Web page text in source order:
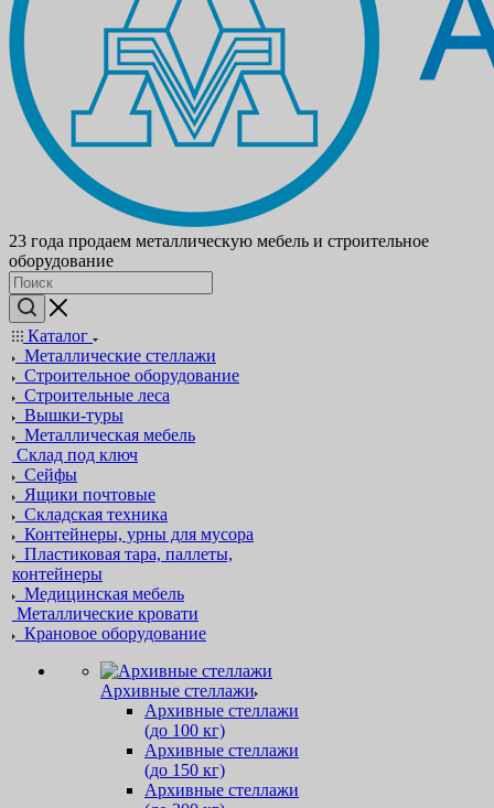
23 года продаем металлическую мебель и строительное
оборудование
Каталог
Металлические стеллажи
Строительное оборудование
Строительные леса
Вышки-туры
Металлическая мебель
Склад под ключ
Сейфы
Ящики почтовые
Складская техника
Контейнеры, урны для мусора
Пластиковая тара, паллеты,
контейнеры
Медицинская мебель
Металлические кровати
Крановое оборудование
Архивные стеллажи
Архивные стеллажи
(до 100 кг)
Архивные стеллажи
(до 150 кг)
Архивные стеллажи